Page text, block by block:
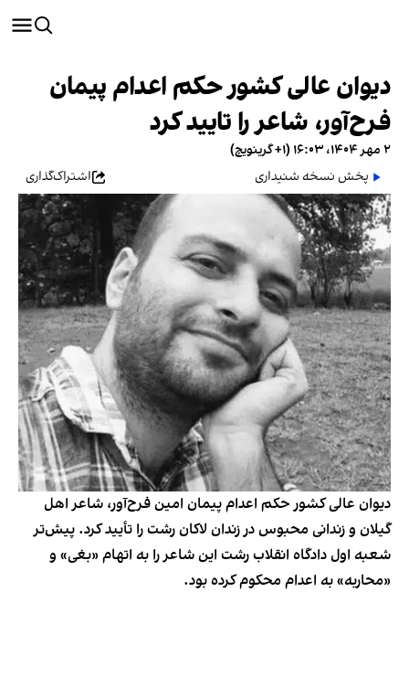
دیوان عالی کشور حکم اعدام پیمان
فرح‌آور، شاعر را تایید کرد
۲ مهر ۱۴۰۴، ۱۶:۰۳ (‎+۱ گرینویچ)
پخش نسخه شنیداری
اشتراک‌گذاری
دیوان عالی کشور حکم اعدام پیمان امین فرح‌آور، شاعر اهل
گیلان و زندانی محبوس در زندان لاکان رشت را تأیید کرد. پیش‌تر
شعبه اول دادگاه انقلاب رشت این شاعر را به اتهام «بغی» و
«محاربه» به اعدام محکوم کرده بود.